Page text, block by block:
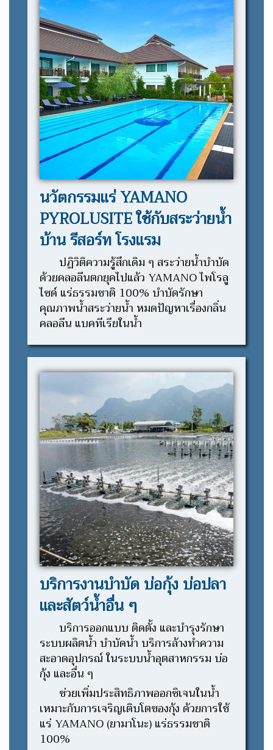
นวัตกรรมแร่ YAMANO
PYROLUSITE ใช้กับสระว่ายน้ำ
บ้าน รีสอร์ท โรงแรม
ปฏิวิติความรู้สึกเดิม ๆ สระว่ายน้ำบำบัด
ด้วยคลอลีนตกยุคไปแล้ว YAMANO ไพโรลู
ไซด์ แร่ธรรมชาติ 100% บำบัดรักษา
คุณภาพน้ำสระว่ายน้ำ หมดปัญหาเรื่องกลิ่น
คลอลีน แบคทีเรียในน้ำ
บริการงานบำบัด บ่อกุ้ง บ่อปลา
และสัตว์น้ำอื่น ๆ
บริการออกแบบ ติดตั้ง และบำรุงรักษา
ระบบผลิตน้ำ บำบัดน้ำ บริการล้างทำความ
สะอาดอุปกรณ์ ในระบบน้ำอุตสาหกรรม บ่อ
กุ้ง และอื่น ๆ
ช่วยเพิ่มประสิทธิภาพออกซิเจนในน้ำ
เหมาะกับการเจริญเติบโตของกุ้ง ด้วยการใช้
แร่ YAMANO (ยามาโนะ) แร่ธรรมชาติ
100%